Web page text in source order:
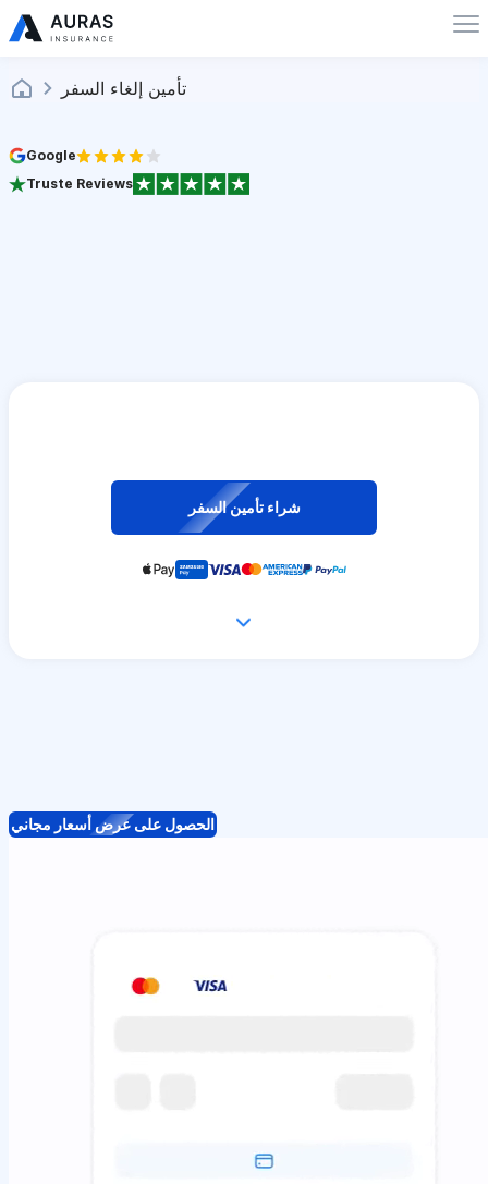
تأمين إلغاء السفر
Google
Truste Reviews
شراء تأمين السفر
الحصول على عرض أسعار مجاني